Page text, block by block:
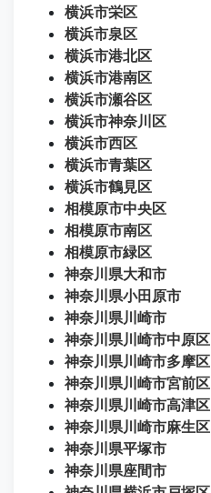
横浜市栄区
横浜市泉区
横浜市港北区
横浜市港南区
横浜市瀬谷区
横浜市神奈川区
横浜市西区
横浜市青葉区
横浜市鶴見区
相模原市中央区
相模原市南区
相模原市緑区
神奈川県大和市
神奈川県小田原市
神奈川県川崎市
神奈川県川崎市中原区
神奈川県川崎市多摩区
神奈川県川崎市宮前区
神奈川県川崎市高津区
神奈川県川崎市麻生区
神奈川県平塚市
神奈川県座間市